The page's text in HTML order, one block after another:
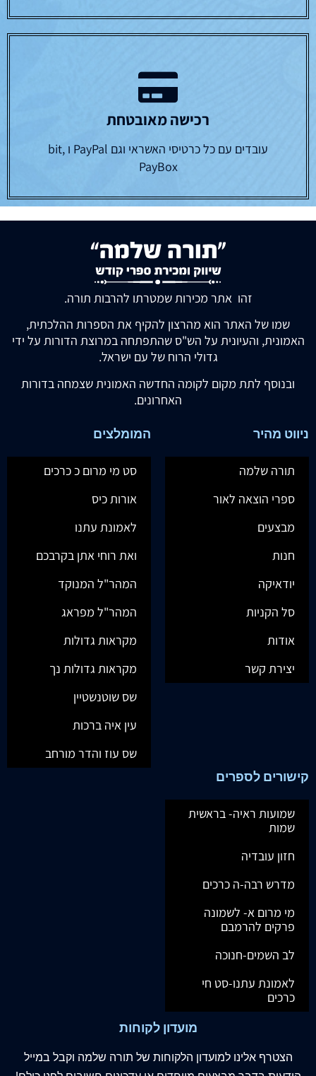
רכישה מאובטחת
עובדים עם כל כרטיסי האשראי וגם PayPal ו bit,
PayBox
זהו אתר מכירות שמטרתו להרבות תורה.
שמו של האתר הוא מהרצון להקיף את הספרות ההלכתית,
האמונית, והעיונית על הש"ס שהתפתחה במרוצת הדורות על ידי
גדולי הרוח של עם ישראל.
ובנוסף לתת מקום לקומה החדשה האמונית שצמחה בדורות
האחרונים.
ניווט מהיר
תורה שלמה
ספרי הוצאה לאור
מבצעים
חנות
יודאיקה
סל הקניות
אודות
יצירת קשר
המומלצים
סט מי מרום כ כרכים
אורות כיס
לאמונת עתנו
ואת רוחי אתן בקרבכם
המהר"ל המנוקד
המהר"ל מפראג
מקראות גדולות
מקראות גדולות נך
שס שוטנשטיין
עין איה ברכות
שס עוז והדר מורחב
קישורים לספרים
שמועות ראיה- בראשית
שמות
חזון עובדיה
מדרש רבה-ה כרכים
מי מרום א- לשמונה
פרקים להרמבם
לב השמים-חנוכה
לאמונת עתנו-סט חי
כרכים
מועדון לקוחות
הצטרף אלינו למועדון הלקוחות של תורה שלמה וקבל במייל